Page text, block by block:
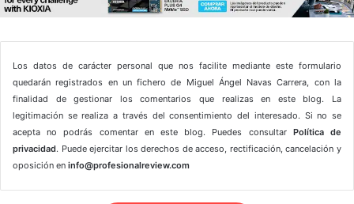
Los datos de carácter personal que nos facilite mediante este formulario
quedarán registrados en un fichero de Miguel Ángel Navas Carrera, con la
finalidad de gestionar los comentarios que realizas en este blog. La
legitimación se realiza a través del consentimiento del interesado. Si no se
acepta no podrás comentar en este blog. Puedes consultar Política de
privacidad. Puede ejercitar los derechos de acceso, rectificación, cancelación y
oposición en info@profesionalreview.com